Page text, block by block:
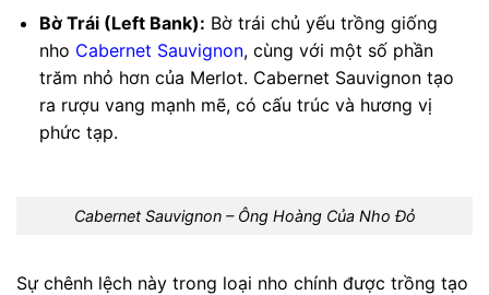
Bờ Trái (Left Bank): Bờ trái chủ yếu trồng giống
nho Cabernet Sauvignon, cùng với một số phần
trăm nhỏ hơn của Merlot. Cabernet Sauvignon tạo
ra rượu vang mạnh mẽ, có cấu trúc và hương vị
phức tạp.
Cabernet Sauvignon – Ông Hoàng Của Nho Đỏ
Sự chênh lệch này trong loại nho chính được trồng tạo